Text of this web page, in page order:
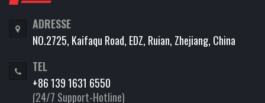
ADRESSE
NO.2725, Kaifaqu Road, EDZ, Ruian, Zhejiang, China
TEL
+86 139 1631 6550
(24/7 Support-Hotline)